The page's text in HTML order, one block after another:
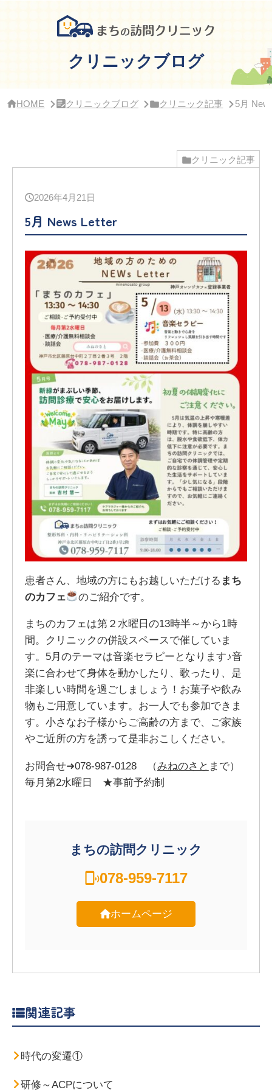
クリニックブログ
HOME クリニックブログ クリニック記事 5月
クリニック記事
2026年4月21日
5月 News Letter
患者さん、地域の方にもお越しいただける まち
のカフェ
のご紹介です。
まちのカフェは第２水曜日の13時半～から1時
間。クリニックの併設スペースで催していま
す。5月のテーマは音楽セラピーとなります♪音
楽に合わせて身体を動かしたり、歌ったり、是
非楽しい時間を過ごしましょう！お菓子や飲み
物もご用意しています。お一人でも参加できま
す。小さなお子様からご高齢の方まで、ご家族
やご近所の方を誘って是非おこしください。
お問合せ➜078-987-0128 （みねのさと まで）
毎月第2水曜日 ★事前予約制
まちの訪問クリニック
078-959-7117
ホームページ
関連記事
時代の変遷①
研修～ACPについて